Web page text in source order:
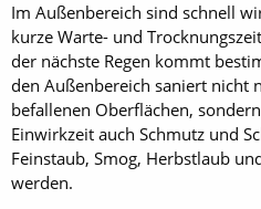
Im Außenbereich sind schnell
kurze Warte- und
der nächste Regen kommt
den Außenbereich saniert nicht
befallenen Oberflächen,
Einwirkzeit auch Schmutz und
Feinstaub, Smog, Herbstlaub
werden.